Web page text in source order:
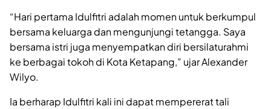
“Hari pertama Idulfitri adalah momen untuk berkumpul
bersama keluarga dan mengunjungi tetangga. Saya
bersama istri juga menyempatkan diri bersilaturahmi
ke berbagai tokoh di Kota Ketapang,” ujar Alexander
Wilyo.
Ia berharap Idulfitri kali ini dapat mempererat tali